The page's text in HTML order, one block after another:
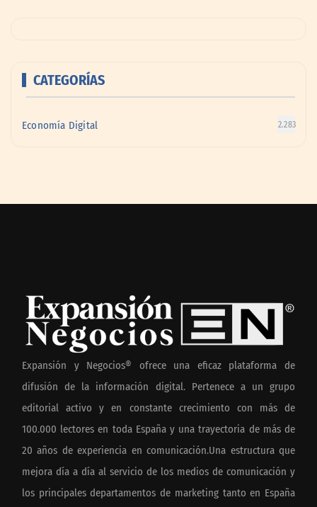
CATEGORÍAS
Economía Digital 2.283
Expansión y Negocios® ofrece una eficaz plataforma de
difusión de la información digital. Pertenece a un grupo
editorial activo y en constante crecimiento con más de
100.000 lectores en toda España y una trayectoria de más de
20 años de experiencia en comunicación.Una estructura que
mejora día a día al servicio de los medios de comunicación y
los principales departamentos de marketing tanto en España